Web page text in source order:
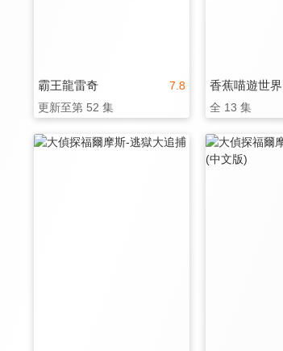
7.8
霸王龍雷奇
更新至第 52 集
香蕉喵遊世界
全 13 集